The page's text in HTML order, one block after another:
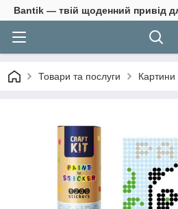
Bantik — твій щоденний привід
Товари та послуги